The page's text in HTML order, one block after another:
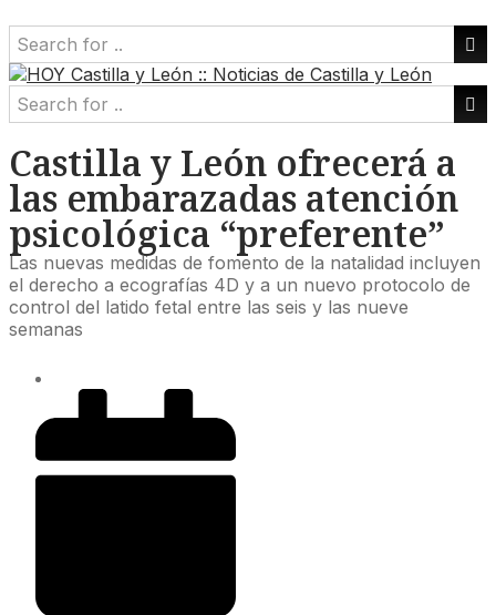
Castilla y León ofrecerá a
las embarazadas atención
psicológica “preferente”
Las nuevas medidas de fomento de la natalidad incluyen
el derecho a ecografías 4D y a un nuevo protocolo de
control del latido fetal entre las seis y las nueve
semanas